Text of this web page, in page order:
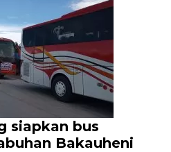
siapkan bus
Bakauheni